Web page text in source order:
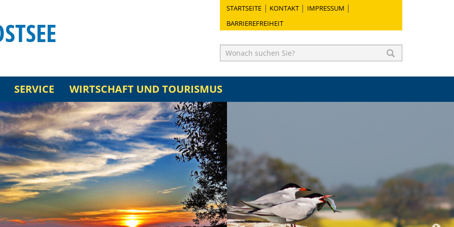
STARTSEITE KONTAKT
IMPRESSUM
BARRIEREFREIHEIT
SERVICE WIRTSCHAFT UND TOURISMUS